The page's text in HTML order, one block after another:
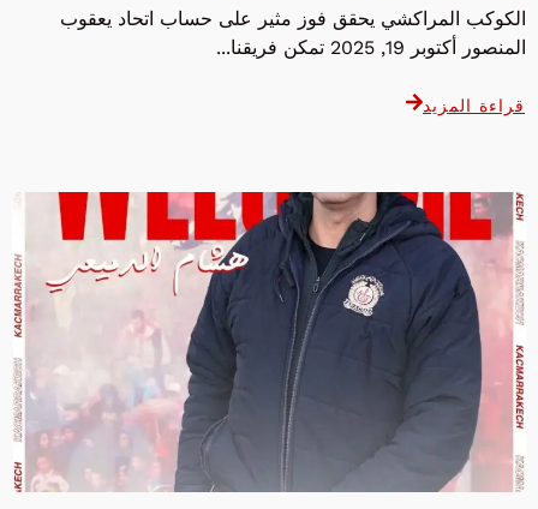
الكوكب المراكشي يحقق فوز مثير على حساب اتحاد يعقوب
المنصور أكتوبر 19, 2025 تمكن فريقنا...
قراءة المزيد